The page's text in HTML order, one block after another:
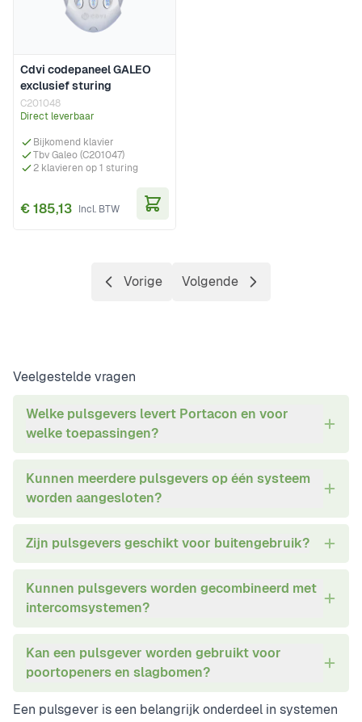
Cdvi codepaneel GALEO
exclusief sturing
C201048
Direct leverbaar
Bijkomend klavier
Tbv Galeo (C201047)
2 klavieren op 1 sturing
€ 185,13
Pagina
Vorige Pagina
Volgende
Veelgestelde vragen
Welke pulsgevers levert Portacon en voor
welke toepassingen?
Kunnen meerdere pulsgevers op één systeem
worden aangesloten?
Zijn pulsgevers geschikt voor buitengebruik?
Kunnen pulsgevers worden gecombineerd met
intercomsystemen?
Kan een pulsgever worden gebruikt voor
poortopeners en slagbomen?
Een pulsgever is een belangrijk onderdeel in systemen